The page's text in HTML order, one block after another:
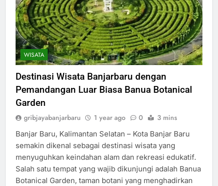
WISATA
Destinasi Wisata Banjarbaru dengan
Pemandangan Luar Biasa Banua Botanical
Garden
gribjayabanjarbaru 1 year ago 0 3 mins
Banjar Baru, Kalimantan Selatan – Kota Banjar Baru
semakin dikenal sebagai destinasi wisata yang
menyuguhkan keindahan alam dan rekreasi edukatif.
Salah satu tempat yang wajib dikunjungi adalah Banua
Botanical Garden, taman botani yang menghadirkan